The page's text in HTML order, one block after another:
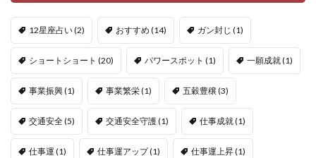
12星座占い(2) おすすめ (14) ガン封じ (1)
ショートショート (20) パワースポット (1) 一願成就(1)
事業振興(1) 事業繁栄(1) 五穀豊穣 (3)
交通安全(5) 交通安全守護(1) 仕事成就(1)
仕事運 (1) 仕事運アップ(1) 仕事運上昇(1)